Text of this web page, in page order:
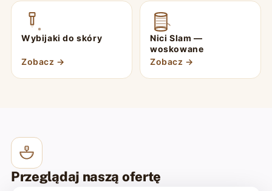
Wybijaki do skóry
Zobacz →
Nici Slam —
woskowane
Zobacz →
Przeglądaj naszą ofertę